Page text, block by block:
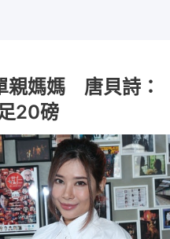
親媽媽 唐貝詩：
20磅